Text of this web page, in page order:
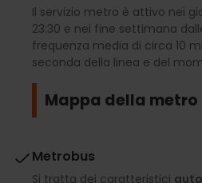
Il servizio metro è attivo nei
23:30 e nei fine settimana
frequenza media di circa 10
seconda della linea e del
Mappa della metro
Metrobus
Si tratta dei caratteristici